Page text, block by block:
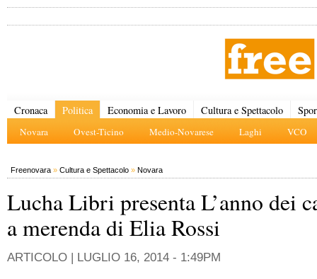
Cronaca Politica
Novara Ovest-Ticino Medio-Novarese Laghi VCO
Economia e Lavoro Cultura e Spettacolo
Freenovara » Cultura e Spettacolo » Novara
Lucha Libri presenta L’anno dei
a merenda di Elia Rossi
ARTICOLO | LUGLIO 16, 2014 - 1:49PM